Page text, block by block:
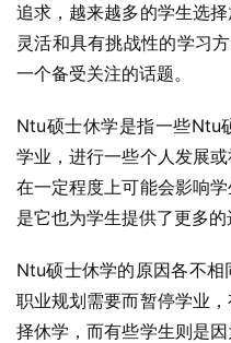
追求，越来越多的学生选
灵活和具有挑战性的学习
一个备受关注的话题。
Ntu硕士休学是指一些Ntu
学业，进行一些个人发展
在一定程度上可能会影响
是它也为学生提供了更多的
Ntu硕士休学的原因各不
职业规划需要而暂停学业
择休学，而有些学生则是